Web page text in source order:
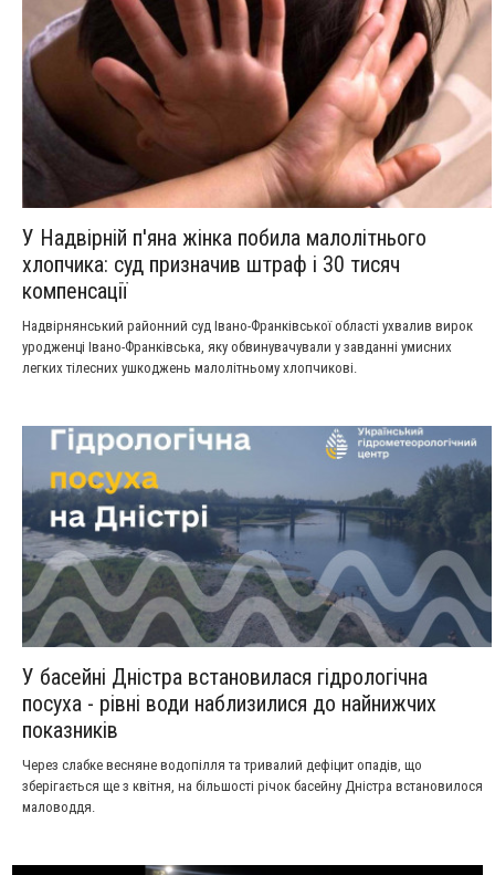
У Надвірній п'яна жінка побила малолітнього
хлопчика: суд призначив штраф і 30 тисяч
компенсації
Надвірнянський районний суд Івано-Франківської області ухвалив вирок
уродженці Івано-Франківська, яку обвинувачували у завданні умисних
легких тілесних ушкоджень малолітньому хлопчикові.
У басейні Дністра встановилася гідрологічна
посуха - рівні води наблизилися до найнижчих
показників
Через слабке весняне водопілля та тривалий дефіцит опадів, що
зберігається ще з квітня, на більшості річок басейну Дністра встановилося
маловоддя.